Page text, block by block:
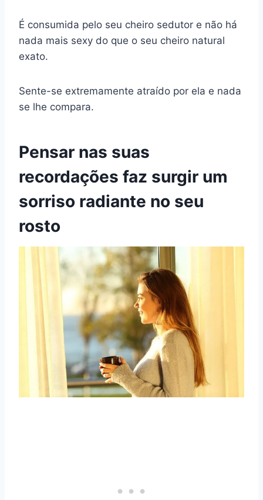
É consumida pelo seu cheiro sedutor e não há
nada mais sexy do que o seu cheiro natural
exato.
Sente-se extremamente atraído por ela e nada
se lhe compara.
Pensar nas suas
recordações faz surgir um
sorriso radiante no seu
rosto